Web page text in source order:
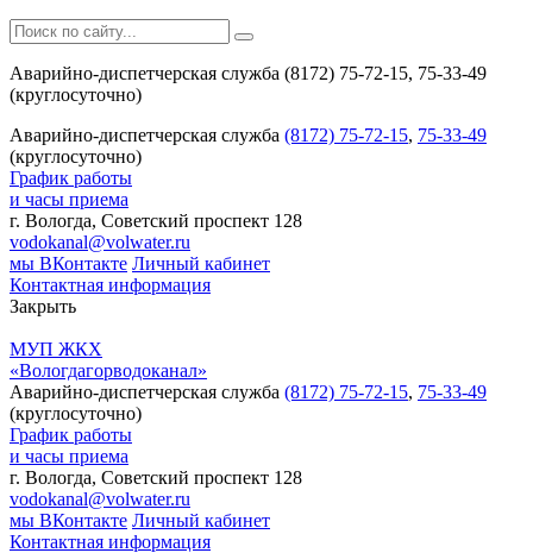
Аварийно-диспетчерская служба (8172) 75-72-15, 75-33-49
(круглосуточно)
Аварийно-диспетчерская служба (8172) 75-72-15, 75-33-49
(круглосуточно)
График работы
и часы приема
г. Вологда, Советский проспект 128
vodokanal@volwater.ru
мы ВКонтакте Личный кабинет
Контактная информация
Закрыть
МУП ЖКХ
«Вологдагорводоканал»
Аварийно-диспетчерская служба (8172) 75-72-15, 75-33-49
(круглосуточно)
График работы
и часы приема
г. Вологда, Советский проспект 128
vodokanal@volwater.ru
мы ВКонтакте Личный кабинет
Контактная информация